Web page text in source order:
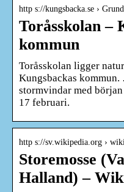
http s://kungsbacka.se ›
Toråsskolan –
kommun
Toråsskolan ligger
Kungsbackas
stormvindar med
17 februari.
http s://sv.wikipedia.org ›
Storemosse
Halland) –